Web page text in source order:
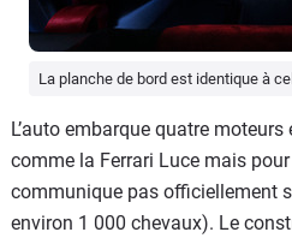
La planche de bord est identique à
L’auto embarque quatre
comme la Ferrari Luce mais pour
communique pas officiellement
environ 1 000 chevaux). Le